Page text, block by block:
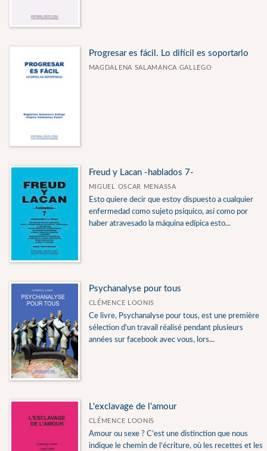
Progresar es fácil. Lo difícil es soportarlo
MAGDALENA SALAMANCA GALLEGO
Freud y Lacan -hablados 7-
MIGUEL OSCAR MENASSA
Esto quiere decir que estoy dispuesto a cualquier
enfermedad como sujeto psíquico, así como por
haber atravesado la máquina edípica esto...
Psychanalyse pour tous
CLÉMENCE LOONIS
Ce livre, Psychanalyse pour tous, est une première
sélection d'un travail réalisé pendant plusieurs
années sur facebook avec vous, lors...
L'exclavage de l'amour
CLÉMENCE LOONIS
Amour ou sexe ? C’est une distinction que nous
indique le chemin de l’écriture, où les recettes et les